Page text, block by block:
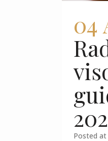
04
Posted at